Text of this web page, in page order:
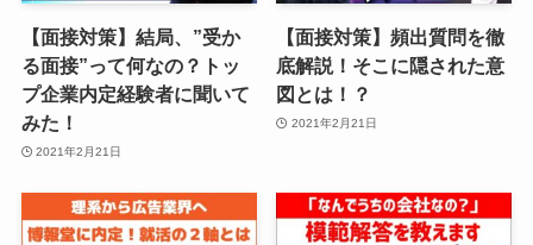
【面接対策】結局、”受か
る面接”って何なの？トッ
プ企業内定経験者に聞いて
みた！
2021年2月21日
【面接対策】頻出質問を徹
底解説！そこに隠された意
図とは！？
2021年2月21日